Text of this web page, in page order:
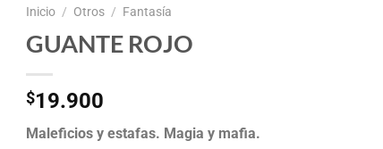
Inicio / Otros / Fantasía
GUANTE ROJO
$19.900
Maleficios y estafas. Magia y mafia.